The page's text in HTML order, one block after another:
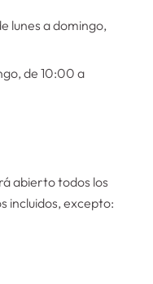
lunes a domingo,
de 10:00 a
abierto todos los
incluidos, excepto: